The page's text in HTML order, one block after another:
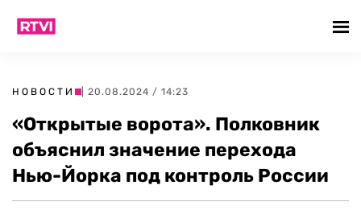
НОВОСТИ | 20.08.2024 / 14:23
«Открытые ворота». Полковник
объяснил значение перехода
Нью-Йорка под контроль России